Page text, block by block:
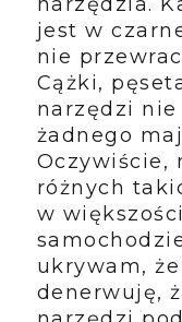
jest w
nie
Cążki,
narzędzi nie
żadnego
Oczywiście,
różnych
w
ukrywam,
denerwuję,